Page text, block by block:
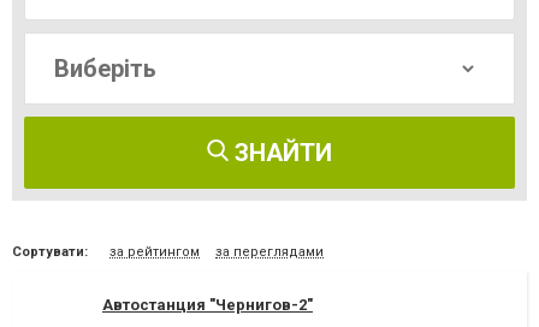
ЗНАЙТИ
Сортувати: за рейтингом за переглядами
Автостанция "Чернигов-2"